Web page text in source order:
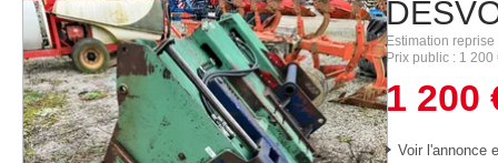
Estimation reprise
Prix public
1 200
1 200
Voir l'annonce